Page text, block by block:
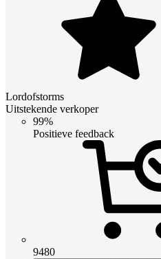
Lordofstorms
Uitstekende verkoper
99%
Positieve feedback
9480